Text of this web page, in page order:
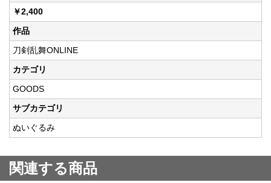
￥2,400
作品
刀剣乱舞ONLINE
カテゴリ
GOODS
サブカテゴリ
ぬいぐるみ
関連する商品